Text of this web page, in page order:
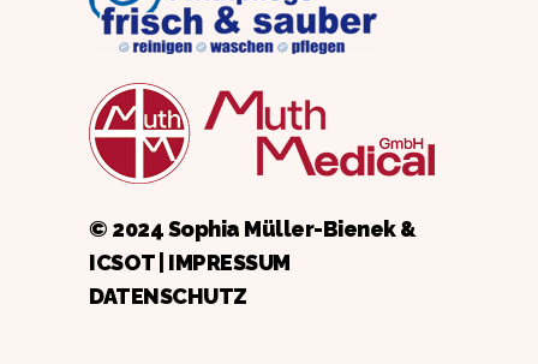
© 2024 Sophia Müller-Bienek &
ICSOT| IMPRESSUM
DATENSCHUTZ